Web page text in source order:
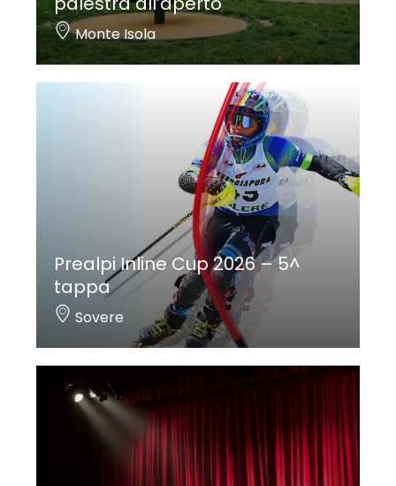
Monte Isola
Prealpi Inline Cup 2026 – 5^
tappa
Sovere